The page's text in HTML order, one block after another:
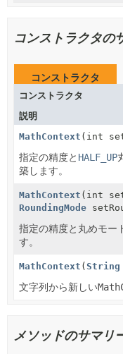
コンストラクタの
コンストラクタ
コンストラクタ
説明
MathContext (int
指定の精度と HALF_UP
築します。
MathContext (int
RoundingMode
指定の精度と丸めモー
す。
MathContext (String
文字列から新しい
メソッドのサマリ